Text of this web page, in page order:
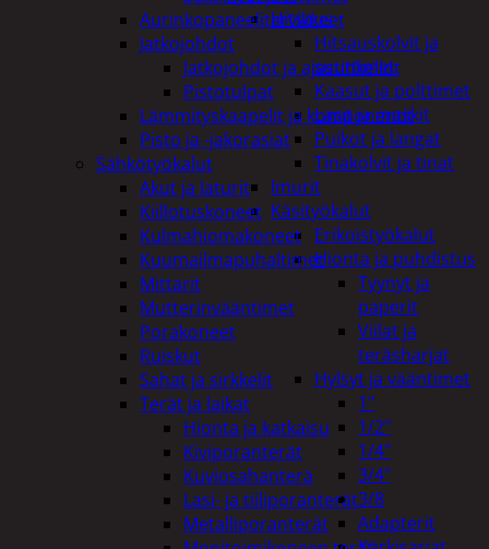
Hitsaus
Hitsauskolvit ja
suuttimet
Kaasut ja polttimet
Lasit ja maskit
Puikot ja langat
Tinakolvit ja tinat
Imurit
Käsityökalut
Erikoistyökalut
Hionta ja puhdistus
Tyynyt ja
paperit
Viilat ja
teräsharjat
Hylsyt ja vääntimet
1"
1/2"
1/4"
3/4"
3/8
Adapterit
Aurinkopaneelitarvikkeet
Jatkojohdot
Jatkojohdot ja ajastinkellot
Pistotulpat
Lämmityskaapelit ja komponentit
Pisto ja -jakorasiat
Sähkötyökalut
Akut ja laturit
Kiillotuskoneet
Kulmahiomakoneet
Kuumailmapuhaltimet
Mittarit
Mutterinvääntimet
Porakoneet
Ruiskut
Sahat ja sirkkelit
Terät ja laikat
Hionta ja katkaisu
Kiviporanterät
Kuviosahanterä
Lasi- ja tiiliporanterät
Metalliporanterät